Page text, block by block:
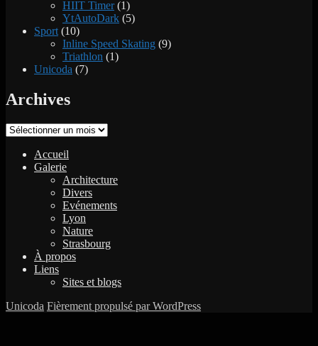
HIIT Timer(1)
YtAutoDark (5)
Sport (10)
Inline Speed Skating (9)
Triathlon (1)
Unicoda (7)
Archives
Archives
Accueil
Galerie
Architecture
Divers
Evénements
Lyon
Nature
Strasbourg
À propos
Liens
Sites et blogs
Unicoda Fièrement propulsé par WordPress